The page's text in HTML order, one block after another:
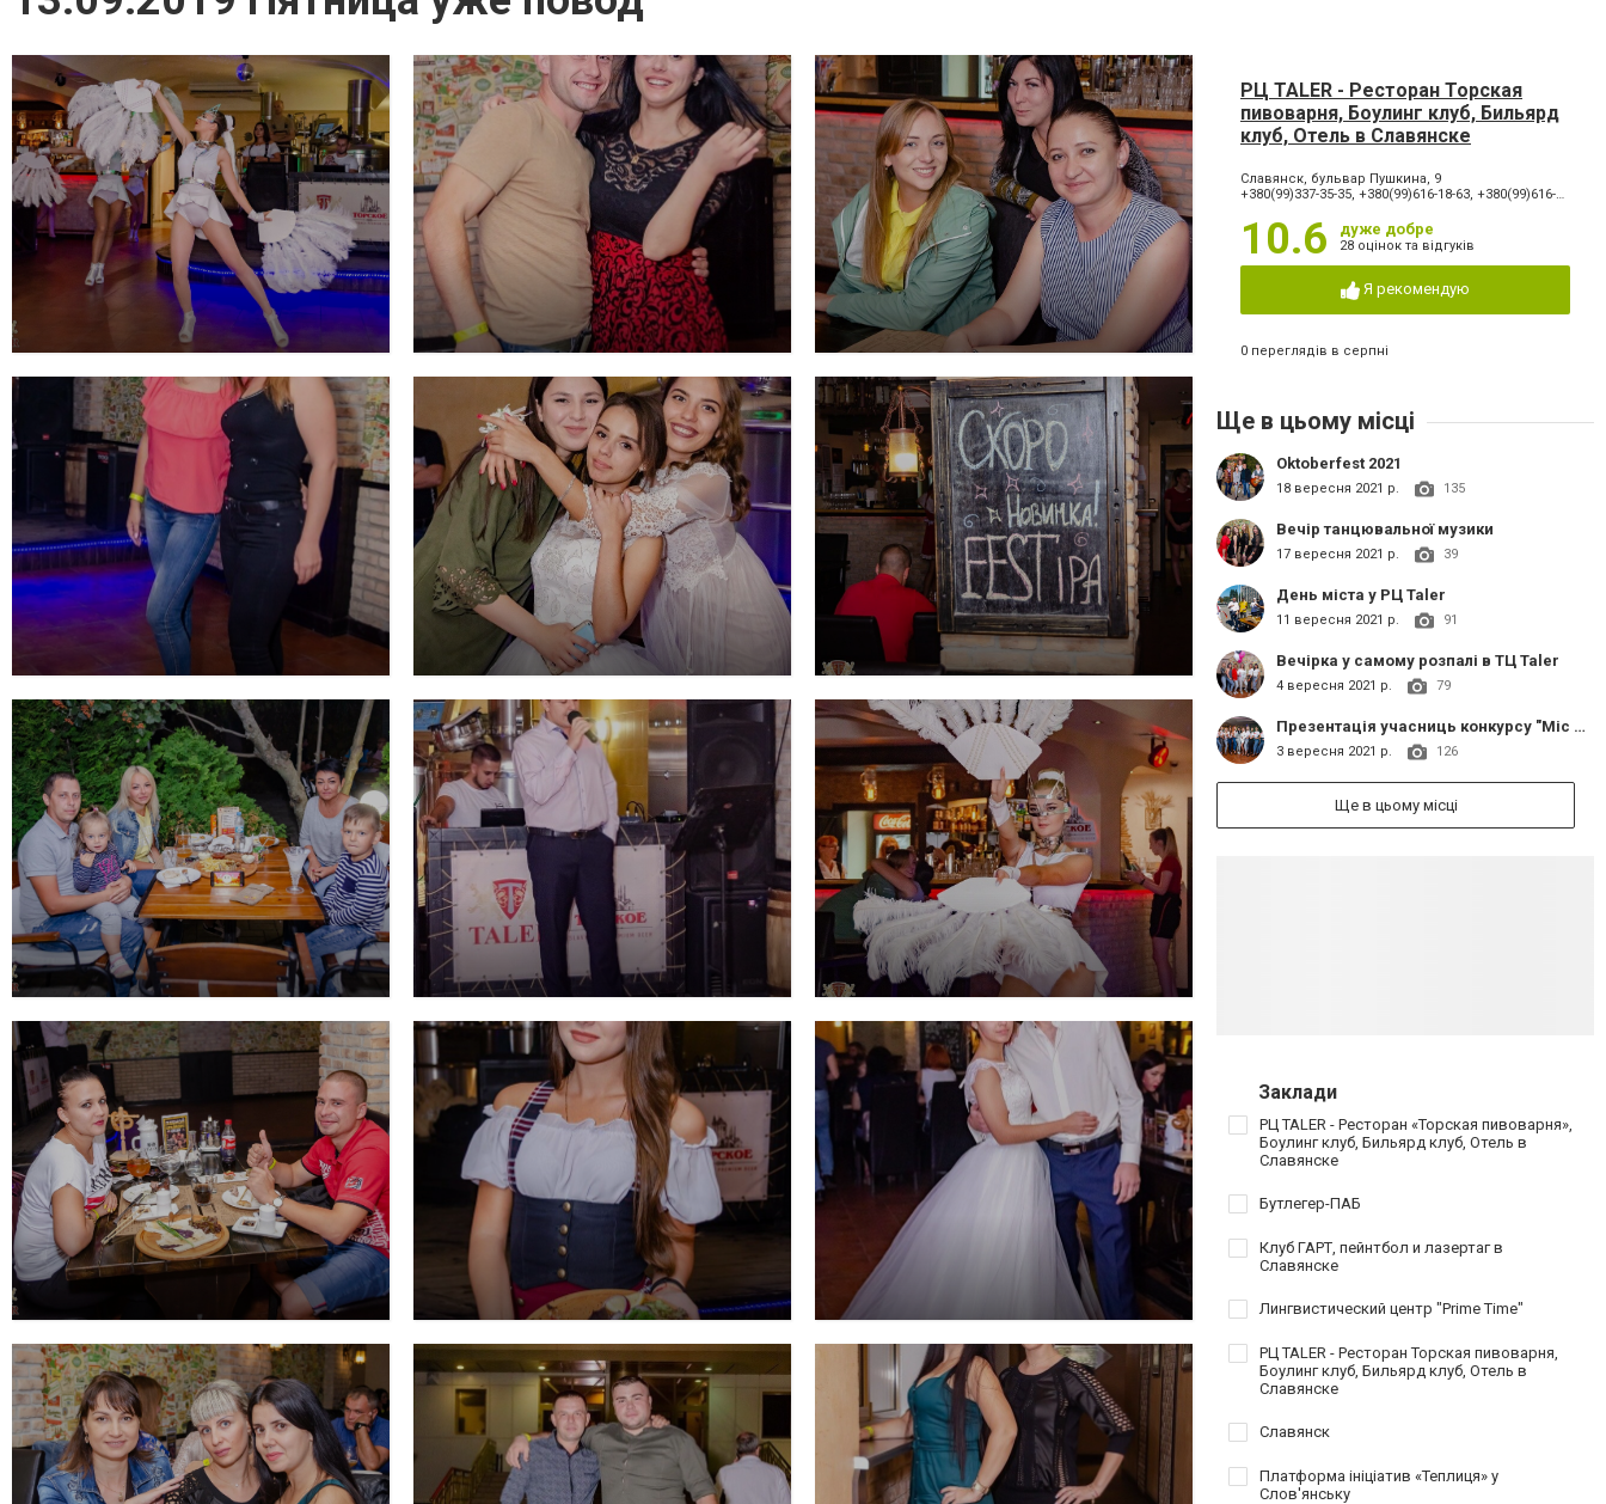
РЦ TALER - Ресторан Торская
пивоварня, Боулинг клуб, Бильярд
клуб, Отель в Славянске
Славянск, бульвар Пушкина, 9
+380(99)337-35-35, +380(99)616-18-63, +380(99)616-18-66, +380(99)334-42-42, +380(66)065-60-90
10.6 дуже добре
28 оцінок та відгуків
Я рекомендую
0 переглядів в серпні
Ще в цьому місці
Oktoberfest 2021
18 вересня 2021 р. 135
Вечір танцювальної музики
17 вересня 2021 р. 39
День міста у РЦ Taler
11 вересня 2021 р. 91
Вечірка у самому розпалі в ТЦ Taler
4 вересня 2021 р. 79
Презентація учасниць конкурсу "Міс Слов'янськ 2021"
3 вересня 2021 р. 126
Ще в цьому місці
Заклади
РЦ TALER - Ресторан «Торская пивоварня»,
Боулинг клуб, Бильярд клуб, Отель в
Славянске
Бутлегер-ПАБ
Клуб ГАРТ, пейнтбол и лазертаг в
Славянске
Лингвистический центр "Prime Time"
РЦ TALER - Ресторан Торская пивоварня,
Боулинг клуб, Бильярд клуб, Отель в
Славянске
Славянск
Платформа ініціатив «Теплиця» у
Слов'янську